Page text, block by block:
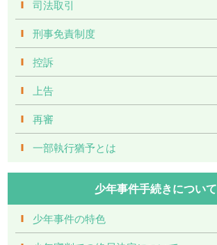
司法取引
刑事免責制度
控訴
上告
再審
一部執行猶予とは
少年事件手続きについて
少年事件の特色